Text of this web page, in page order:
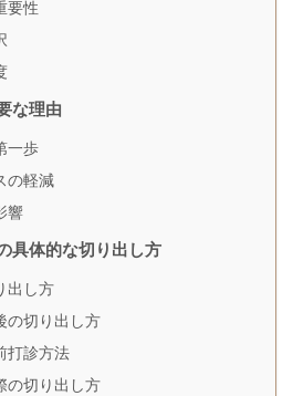
要性
な理由
一歩
の軽減
響
具体的な切り出し方
出し方
の切り出し方
打診方法
の切り出し方